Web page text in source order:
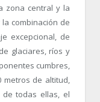
zona central y la
combinación de
excepcional, de
glaciares, ríos y
cumbres,
metros de altitud,
todas ellas, el